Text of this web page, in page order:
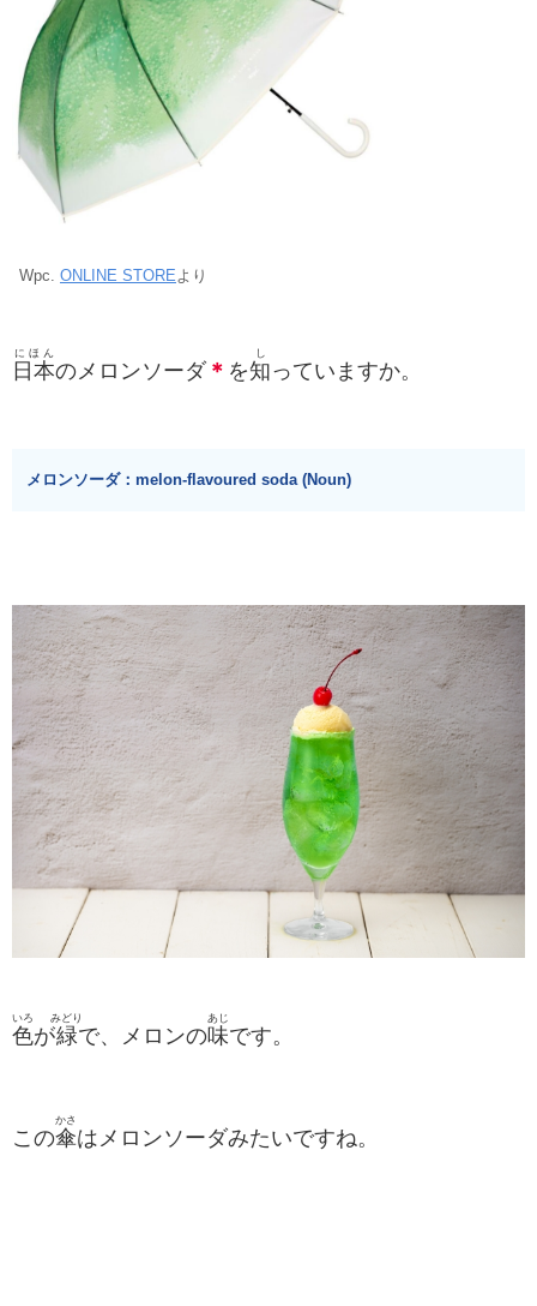
Wpc. ONLINE STOREより
日本
にほん
のメロンソーダ ＊ を知
し
っていますか。
メロンソーダ：melon-flavoured soda (Noun)
色
いろ
が緑
みどり
で、メロンの味
あじ
です。
この傘
かさ
はメロンソーダみたいですね。